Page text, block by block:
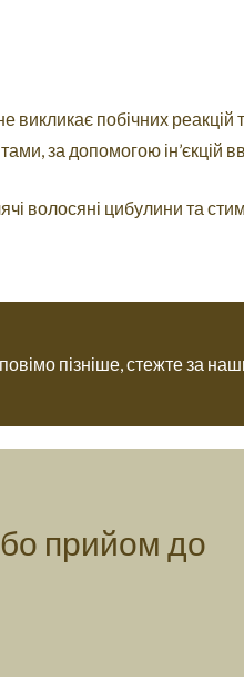
викликає побічних
за допомогою ін’єкцій
волосяні цибулини та
пізніше, стежте за
прийом до